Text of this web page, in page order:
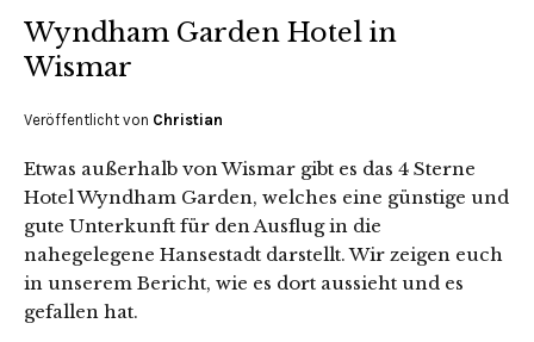
Wyndham Garden Hotel in
Wismar
Veröffentlicht von Christian
Etwas außerhalb von Wismar gibt es das 4 Sterne
Hotel Wyndham Garden, welches eine günstige und
gute Unterkunft für den Ausflug in die
nahegelegene Hansestadt darstellt. Wir zeigen euch
in unserem Bericht, wie es dort aussieht und es
gefallen hat.